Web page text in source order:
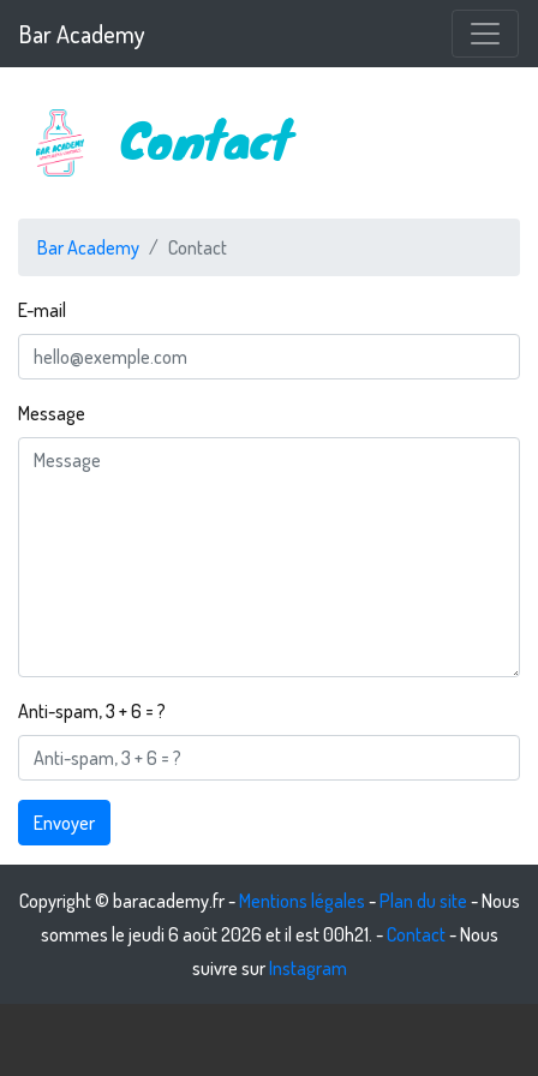
Bar Academy
Contact
Bar Academy Contact
E-mail
Message
Anti-spam, 3 + 6 = ?
Envoyer
Copyright © baracademy.fr -Mentions légales -Plan du site - Nous
sommes le jeudi 6 août 2026 et il est 00h21. -Contact- Nous
suivre surInstagram